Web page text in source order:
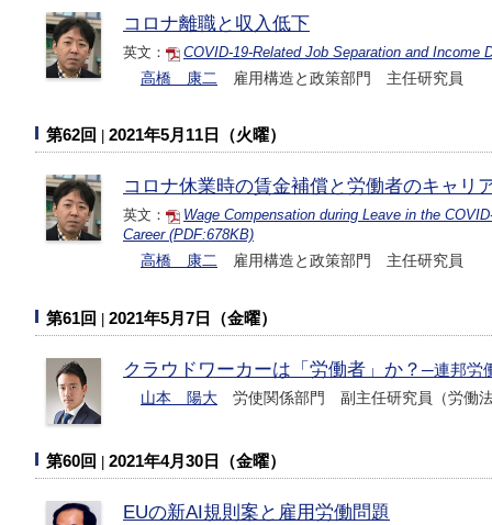
コロナ離職と収入低下
英文：
COVID-19-Related Job Separation and Income
高橋 康二
雇用構造と政策部門 主任研究員
第62回 2021年5月11日（火曜）
コロナ休業時の賃金補償と労働者のキャリ
英文：
Wage Compensation during Leave in the
Career (PDF:678KB)
高橋 康二 雇用構造と政策部門 主任研究員
第61回 2021年5月7日（金曜）
クラウドワーカーは「労働者」か？ ─連邦労
山本 陽大 労使関係部門 副主任研究員（労働
第60回 2021年4月30日（金曜）
EUの新AI規則案と雇用労働問題